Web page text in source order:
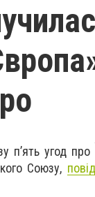
п’ять угод
Союзу,